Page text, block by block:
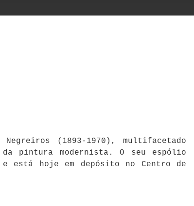
(1893-1970), multifacetado
pintura modernista. O seu espólio
hoje em depósito no Centro de